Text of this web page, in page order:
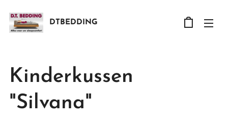
DTBEDDING
Kinderkussen
"Silvana"